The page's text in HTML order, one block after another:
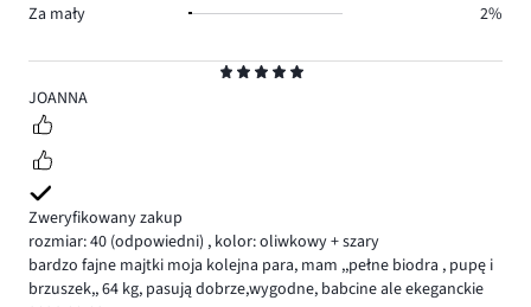
5
JOANNA
Zweryfikowany zakup
rozmiar: 40 (odpowiedni) , kolor: oliwkowy + szary
bardzo fajne majtki moja kolejna para, mam ,,pełne biodra , pupę i
brzuszek,, 64 kg, pasują dobrze,wygodne, babcine ale ekeganckie
Za mały
2%